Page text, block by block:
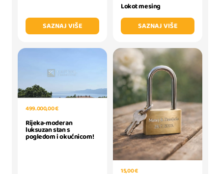
SAZNAJ VIŠE
Lokot mesing
SAZNAJ VIŠE
499.000,00 €
Rijeka-moderan
luksuzan stan s
pogledom i okućnicom!
15,00 €